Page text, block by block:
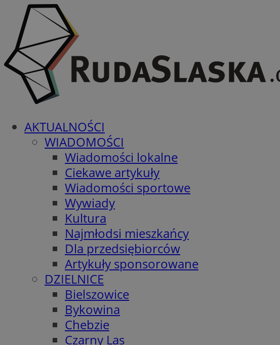
AKTUALNOŚCI
WIADOMOŚCI
Wiadomości lokalne
Ciekawe artykuły
Wiadomości sportowe
Wywiady
Kultura
Najmłodsi mieszkańcy
Dla przedsiębiorców
Artykuły sponsorowane
DZIELNICE
Bielszowice
Bykowina
Chebzie
Czarny Las